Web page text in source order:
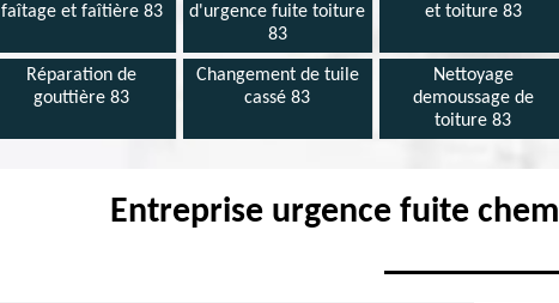
faîtage et faîtière 83
d'urgence fuite toiture
83
et toiture 83
Réparation de
gouttière 83
Changement de tuile
cassé 83
Nettoyage
demoussage de
toiture 83
Entreprise urgence fuite